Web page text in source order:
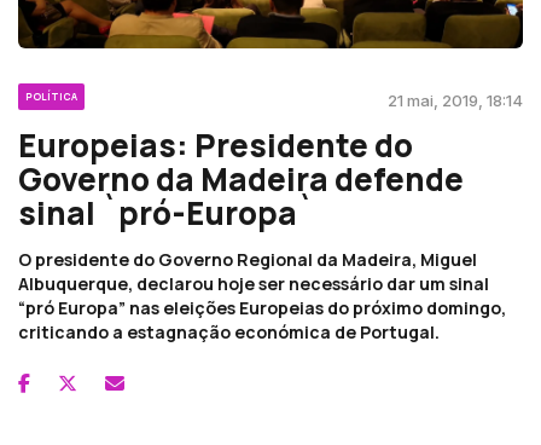
POLÍTICA 21 mai, 2019, 18:14
Europeias: Presidente do
Governo da Madeira defende
sinal `pró-Europa`
O presidente do Governo Regional da Madeira, Miguel
Albuquerque, declarou hoje ser necessário dar um sinal
“pró Europa” nas eleições Europeias do próximo domingo,
criticando a estagnação económica de Portugal.